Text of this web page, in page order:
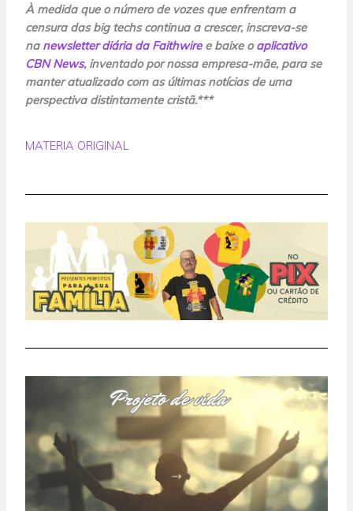
À medida que o número de vozes que enfrentam a
censura das big techs continua a crescer, inscreva-se
na newsletter diária da Faithwiree baixe oaplicativo
CBN News, inventado por nossa empresa-mãe, para se
manter atualizado com as últimas notícias de uma
perspectiva distintamente cristã.***
MATERIA ORIGINAL